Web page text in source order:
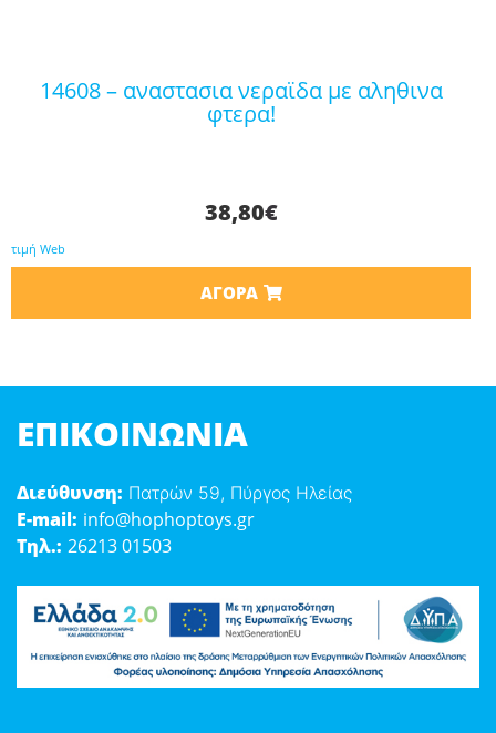
14608 – αναστασια νεραϊδα με αληθινα
φτερα!
38,80€
τιμή Web
ΑΓΟΡΆ
ΕΠΙΚΟΙΝΩΝΊΑ
Διεύθυνση: Πατρών 59, Πύργος Ηλείας
E-mail: info@hophoptoys.gr
Τηλ.: 26213 01503